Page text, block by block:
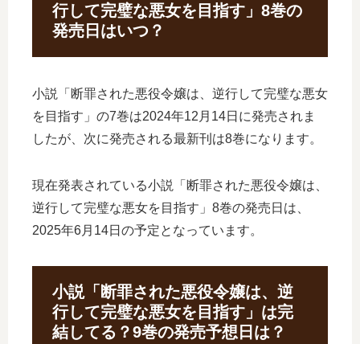
行して完璧な悪女を目指す」8巻の
発売日はいつ？
小説「断罪された悪役令嬢は、逆行して完璧な悪女
を目指す」の7巻は2024年12月14日に発売されま
したが、次に発売される最新刊は8巻になります。
現在発表されている小説「断罪された悪役令嬢は、
逆行して完璧な悪女を目指す」8巻の発売日は、
2025年6月14日の予定となっています。
小説「断罪された悪役令嬢は、逆
行して完璧な悪女を目指す」は完
結してる？9巻の発売予想日は？